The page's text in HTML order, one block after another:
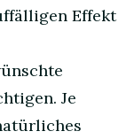
Effekt
Je